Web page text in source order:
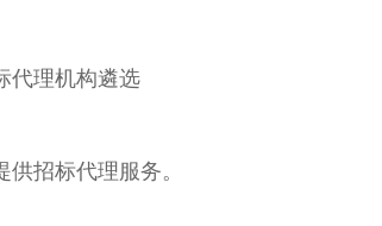
理机构遴选
招标代理服务。